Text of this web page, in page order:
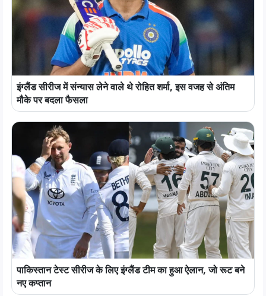
इंग्लैंड सीरीज में संन्यास लेने वाले थे रोहित शर्मा, इस वजह से अंतिम
मौके पर बदला फैसला
पाकिस्तान टेस्ट सीरीज के लिए इंग्लैंड टीम का हुआ ऐलान, जो रूट बने
नए कप्तान